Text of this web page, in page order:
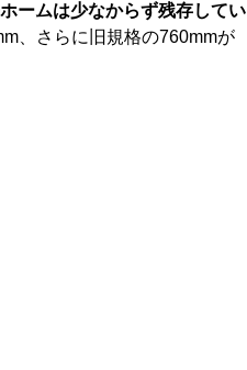
ームは少なからず残存してい
、さらに旧規格の760mmが